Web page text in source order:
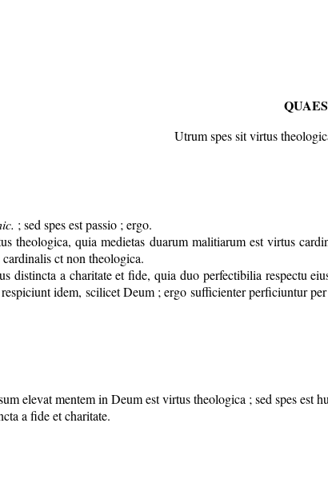
Utrum spes sit virtus
. ; sed spes est passio ; ergo.
theologica, quia medietas duarum malitiarum est virtus
ct non theologica.
distincta a charitate et fide, quia duo perfectibilia respectu
idem, scilicet Deum ; ergo sufficienter perficiuntur
elevat mentem in Deum est virtus theologica ; sed spes est
a fide et charitate.